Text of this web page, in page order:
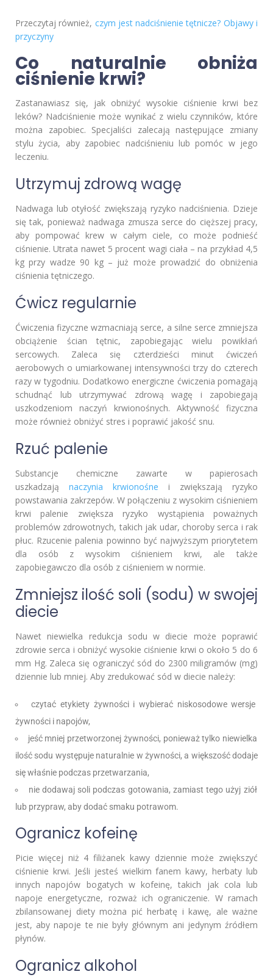
Przeczytaj również, czym jest nadciśnienie tętnicze? Objawy i
przyczyny
Co naturalnie obniża
ciśnienie krwi?
Zastanawiasz się, jak obniżyć wysokie ciśnienie krwi bez
leków? Nadciśnienie może wynikać z wielu czynników, które
można zapobiec. Specjaliści zalecają następujące zmiany
stylu życia, aby zapobiec nadciśnieniu lub pomóc w jego
leczeniu.
Utrzymuj zdrową wagę
Nadwaga lub otyłość zwiększają ryzyko nadciśnienia. Dzieje
się tak, ponieważ nadwaga zmusza serce do cięższej pracy,
aby pompować krew w całym ciele, co może podnieść
ciśnienie. Utrata nawet 5 procent wagi ciała – na przykład 4,5
kg przy wadze 90 kg – już może prowadzić do obniżenia
ciśnienia tętniczego.
Ćwicz regularnie
Ćwiczenia fizyczne wzmacniają serce, a silne serce zmniejsza
obciążenie ścian tętnic, zapobiegając wielu powikłań
sercowych. Zaleca się czterdzieści minut ćwiczeń
aerobowych o umiarkowanej intensywności trzy do czterech
razy w tygodniu. Dodatkowo energiczne ćwiczenia pomagają
schudnąć lub utrzymywać zdrową wagę i zapobiegają
uszkodzeniom naczyń krwionośnych. Aktywność fizyczna
może również obniżyć stres i poprawić jakość snu.
Rzuć palenie
Substancje chemiczne zawarte w papierosach
uszkadzają naczynia krwionośne i zwiększają ryzyko
powstawania zakrzepów. W połączeniu z wysokim ciśnieniem
krwi palenie zwiększa ryzyko wystąpienia poważnych
problemów zdrowotnych, takich jak udar, choroby serca i rak
płuc. Rzucenie palenia powinno być najwyższym priorytetem
dla osób z wysokim ciśnieniem krwi, ale także
zapobiegawczo dla osób z ciśnieniem w normie.
Zmniejsz ilość soli (sodu) w swojej
diecie
Nawet niewielka redukcja sodu w diecie może poprawić
zdrowie serca i obniżyć wysokie ciśnienie krwi o około 5 do 6
mm Hg. Zaleca się ograniczyć sód do 2300 miligramów (mg)
dziennie lub mniej. Aby zredukować sód w diecie należy:
czytać etykiety żywności i wybierać niskosodowe wersje
żywności i napojów,
jeść mniej przetworzonej żywności, ponieważ tylko niewielka
ilość sodu występuje naturalnie w żywności, a większość dodaje
się właśnie podczas przetwarzania,
nie dodawaj soli podczas gotowania, zamiast tego użyj ziół
lub przypraw, aby dodać smaku potrawom.
Ogranicz kofeinę
Picie więcej niż 4 filiżanek kawy dziennie może zwiększyć
ciśnienie krwi. Jeśli jesteś wielkim fanem kawy, herbaty lub
innych napojów bogatych w kofeinę, takich jak cola lub
napoje energetyczne, rozważ ich ograniczenie. W ramach
zbilansowanej diety można pić herbatę i kawę, ale ważne
jest, aby napoje te nie były głównym ani jedynym źródłem
płynów.
Ogranicz alkohol